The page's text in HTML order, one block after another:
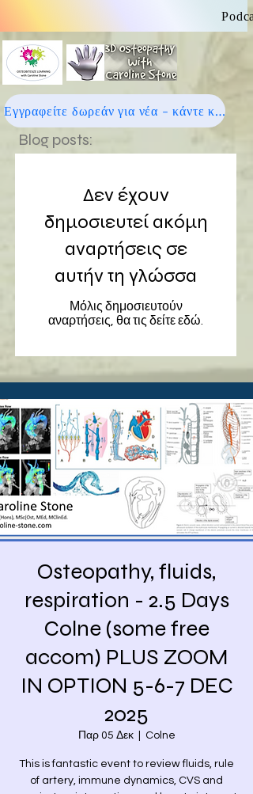
Εγγραφείτε δωρεάν για νέα - κάντε κλικ εδώ
Blog posts:
Δεν έχουν
δημοσιευτεί ακόμη
αναρτήσεις σε
αυτήν τη γλώσσα
Μόλις δημοσιευτούν
αναρτήσεις, θα τις δείτε εδώ.
Osteopathy, fluids,
respiration - 2.5 Days
Colne (some free
accom) PLUS ZOOM
IN OPTION 5-6-7 DEC
2025
Παρ 05 Δεκ
  |
Colne
This is fantastic event to review fluids, rule
of artery, immune dynamics, CVS and